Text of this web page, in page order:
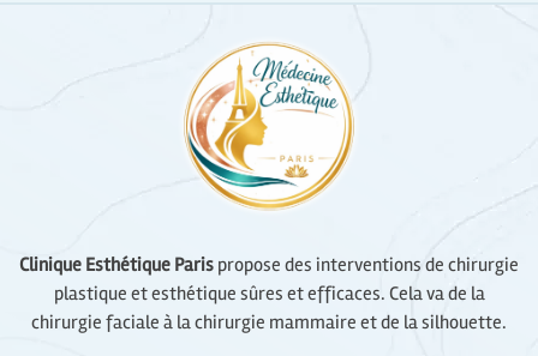
Clinique Esthétique Paris propose des interventions de chirurgie
plastique et esthétique sûres et efficaces. Cela va de la
chirurgie faciale à la chirurgie mammaire et de la silhouette.